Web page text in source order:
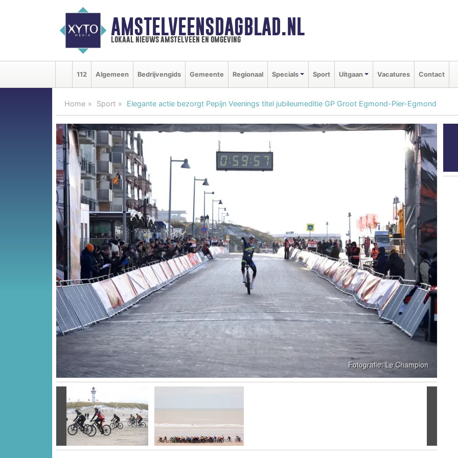
AMSTELVEENSDAGBLAD.NL
lokaal nieuws amstelveen en omgeving
112 Algemeen Bedrijvengids Gemeente Regionaal Specials Sport Uitgaan Vacatures Contact
Home Sport Elegante actie bezorgt Pepijn Veenings titel jubileumeditie GP Groot Egmond-Pier-Egmond
Vorige